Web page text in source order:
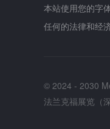
本站使用您的字
任何的法律和经
© 2024 - 2030
法兰克福展览（